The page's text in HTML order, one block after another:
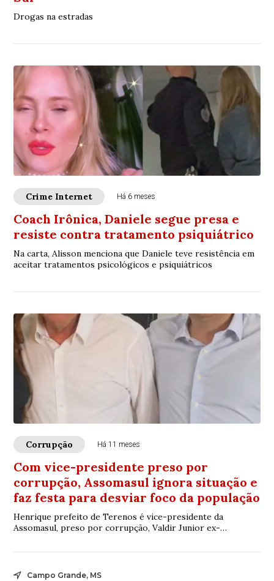
Drogas na estradas
Crime Internet Há 6 meses
Coach Irônica, Daniele segue presa e
resiste contra tratamento psiquiátrico
Na carta, Alisson menciona que Daniele teve resistência em
aceitar tratamentos psicológicos e psiquiátricos
Corrupção Há 11 meses
Com vice-presidente preso por
corrupção, Assomasul ignora situação e
faz festa para desviar foco da população
Henrique prefeito de Terenos é vice-presidente da
Assomasul, preso por corrupção, Valdir Junior ex-
Nioaque
Campo Grande, MS